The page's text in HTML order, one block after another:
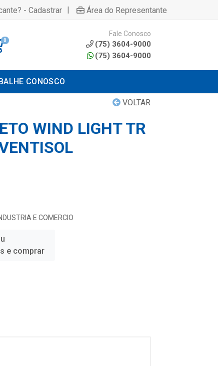
- Cadastrar | Área do Representante
0
Fale Conosco
(75) 3604-9000
(75) 3604-9000
CONOSCO
VOLTAR
WIND LIGHT TR
E COMERCIO
e comprar